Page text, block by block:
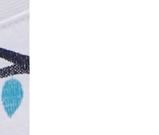
име или имейл